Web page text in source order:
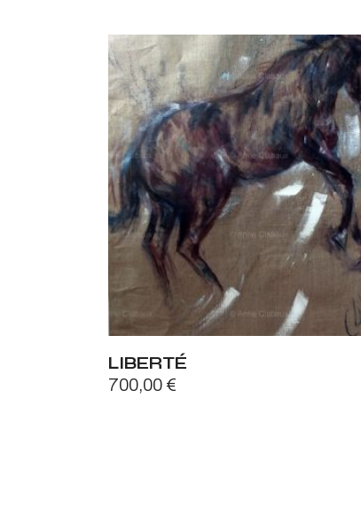
LIBERTÉ
700,00 €